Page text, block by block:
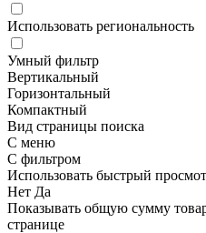
Использовать региональность
Умный фильтр
Вертикальный
Горизонтальный
Компактный
Вид страницы поиска
С меню
С фильтром
Использовать быстрый
Нет Да
Показывать общую сумму
странице